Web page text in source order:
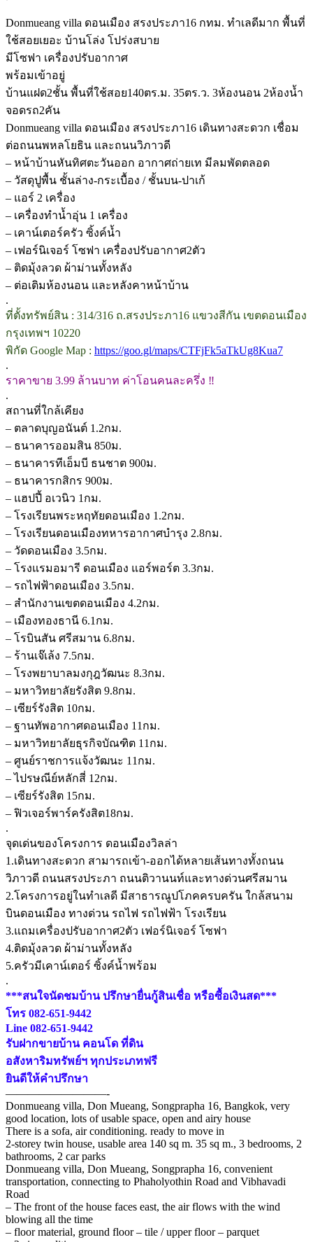
Donmueang villa ดอนเมือง สรงประภา16 กทม. ทำเลดีมาก พื้นที่
ใช้สอยเยอะ บ้านโล่ง โปร่งสบาย
มีโซฟา เครื่องปรับอากาศ
พร้อมเข้าอยู่
บ้านแฝด2ชั้น พื้นที่ใช้สอย140ตร.ม. 35ตร.ว. 3ห้องนอน 2ห้องน้ำ
จอดรถ2คัน
Donmueang villa ดอนเมือง สรงประภา16 เดินทางสะดวก เชื่อม
ต่อถนนพหลโยธิน และถนนวิภาวดี
– หน้าบ้านหันทิศตะวันออก อากาศถ่ายเท มีลมพัดตลอด
– วัสดุปูพื้น ชั้นล่าง-กระเบื้อง / ชั้นบน-ปาเก้
– แอร์ 2 เครื่อง
– เครื่องทำน้ำอุ่น 1 เครื่อง
– เคาน์เตอร์ครัว ซิ้งค์น้ำ
– เฟอร์นิเจอร์ โซฟา เครื่องปรับอากาศ2ตัว
– ติดมุ้งลวด ผ้าม่านทั้งหลัง
– ต่อเติมห้องนอน และหลังคาหน้าบ้าน
.
ที่ตั้งทรัพย์สิน : 314/316 ถ.สรงประภา16 แขวงสีกัน เขตดอนเมือง
กรุงเทพฯ 10220
พิกัด Google Map : https://goo.gl/maps/CTFjFk5aTkUg8Kua7
.
ราคาขาย 3.99 ล้านบาท ค่าโอนคนละครึ่ง ‼
.
สถานที่ใกล้เคียง
– ตลาดบุญอนันต์ 1.2กม.
– ธนาคารออมสิน 850ม.
– ธนาคารทีเอ็มบี ธนชาต 900ม.
– ธนาคารกสิกร 900ม.
– แฮปปี้ อเวนิว 1กม.
– โรงเรียนพระหฤทัยดอนเมือง 1.2กม.
– โรงเรียนดอนเมืองทหารอากาศบำรุง 2.8กม.
– วัดดอนเมือง 3.5กม.
– โรงแรมอมารี ดอนเมือง แอร์พอร์ต 3.3กม.
– รถไฟฟ้าดอนเมือง 3.5กม.
– สำนักงานเขตดอนเมือง 4.2กม.
– เมืองทองธานี 6.1กม.
– โรบินสัน ศรีสมาน 6.8กม.
– ร้านเจ๊เล้ง 7.5กม.
– โรงพยาบาลมงกุฎวัฒนะ 8.3กม.
– มหาวิทยาลัยรังสิต 9.8กม.
– เซียร์รังสิต 10กม.
– ฐานทัพอากาศดอนเมือง 11กม.
– มหาวิทยาลัยธุรกิจบัณฑิต 11กม.
– ศูนย์ราชการแจ้งวัฒนะ 11กม.
– ไปรษณีย์หลักสี่ 12กม.
– เซียร์รังสิต 15กม.
– ฟิวเจอร์พาร์ครังสิต18กม.
.
จุดเด่นของโครงการ ดอนเมืองวิลล่า
1.เดินทางสะดวก สามารถเข้า-ออกได้หลายเส้นทางทั้งถนน
วิภาวดี ถนนสรงประภา ถนนติวานนท์และทางด่วนศรีสมาน
2.โครงการอยู่ในทำเลดี มีสาธารณูปโภคครบครัน ใกล้สนาม
บินดอนเมือง ทางด่วน รถไฟ รถไฟฟ้า โรงเรียน
3.แถมเครื่องปรับอากาศ2ตัว เฟอร์นิเจอร์ โซฟา
4.ติดมุ้งลวด ผ้าม่านทั้งหลัง
5.ครัวมีเคาน์เตอร์ ซิ้งค์น้ำพร้อม
.
***สนใจนัดชมบ้าน ปรึกษายื่นกู้สินเชื่อ หรือซื้อเงินสด***
โทร 082-651-9442
Line 082-651-9442
รับฝากขายบ้าน คอนโด ที่ดิน
อสังหาริมทรัพย์ฯ ทุกประเภทฟรี
ยินดีให้คำปรึกษา
—————————-
Donmueang villa, Don Mueang, Songprapha 16, Bangkok, very
good location, lots of usable space, open and airy house
There is a sofa, air conditioning. ready to move in
2-storey twin house, usable area 140 sq m. 35 sq m., 3 bedrooms, 2
bathrooms, 2 car parks
Donmueang villa, Don Mueang, Songprapha 16, convenient
transportation, connecting to Phaholyothin Road and Vibhavadi
Road
– The front of the house faces east, the air flows with the wind
blowing all the time
– floor material, ground floor – tile / upper floor – parquet